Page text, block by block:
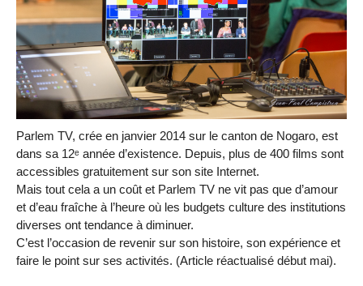
Parlem TV, crée en janvier 2014 sur le canton de Nogaro, est
dans sa 12ᵉ année d’existence. Depuis, plus de 400 films sont
accessibles gratuitement sur son site Internet.
Mais tout cela a un coût et Parlem TV ne vit pas que d’amour
et d’eau fraîche à l’heure où les budgets culture des institutions
diverses ont tendance à diminuer.
C’est l’occasion de revenir sur son histoire, son expérience et
faire le point sur ses activités. (Article réactualisé début mai).